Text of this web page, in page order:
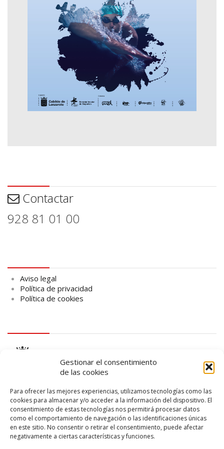
Gestionar el consentimiento
de las cookies
Para ofrecer las mejores experiencias, utilizamos tecnologías como las
cookies para almacenar y/o acceder a la información del dispositivo. El
consentimiento de estas tecnologías nos permitirá procesar datos
como el comportamiento de navegación o las identificaciones únicas
en este sitio. No consentir o retirar el consentimiento, puede afectar
negativamente a ciertas características y funciones.
Contactar
928 81 01 00
Aviso legal
Política de privacidad
Política de cookies
logo SID